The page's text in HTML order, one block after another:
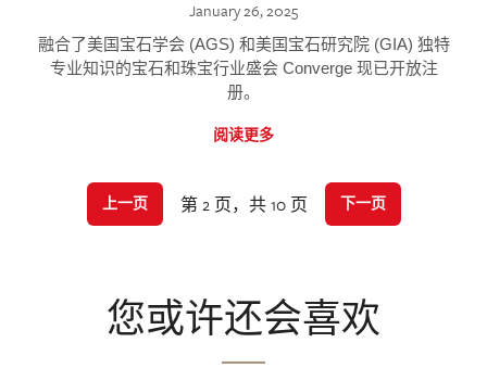
January 26, 2025
融合了美国宝石学会 (AGS) 和美国宝石研究院 (GIA) 独特
专业知识的宝石和珠宝行业盛会 Converge 现已开放注
册。
阅读更多
上一页 第 2 页，共 10 页 下一页
您或许还会喜欢